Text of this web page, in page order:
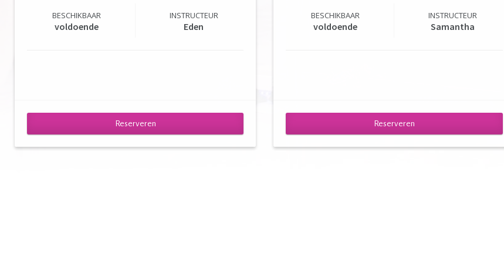
BESCHIKBAAR
voldoende
INSTRUCTEUR
Eden
Reserveren
BESCHIKBAAR
voldoende
INSTRUCTEUR
Samantha
Reserveren